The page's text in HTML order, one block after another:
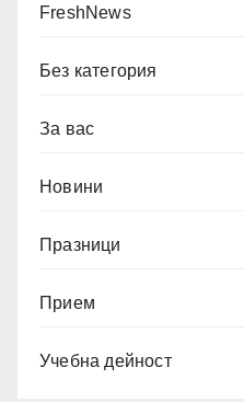
FreshNews
Без категория
За вас
Новини
Празници
Прием
Учебна дейност